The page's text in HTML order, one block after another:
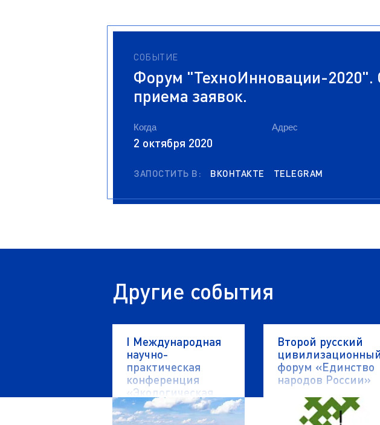
СОБЫТИЕ
Форум "ТехноИнновации-2020".
приема заявок.
Когда
2 октября 2020
Адрес
ЗАПОСТИТЬ В: ВКОНТАКТЕ TELEGRAM
Другие события
I Международная
научно-
практическая
конференция
«Экологическая
безопасность
водных объектов»
Второй русский
цивилизационный
форум «Единство
народов России»